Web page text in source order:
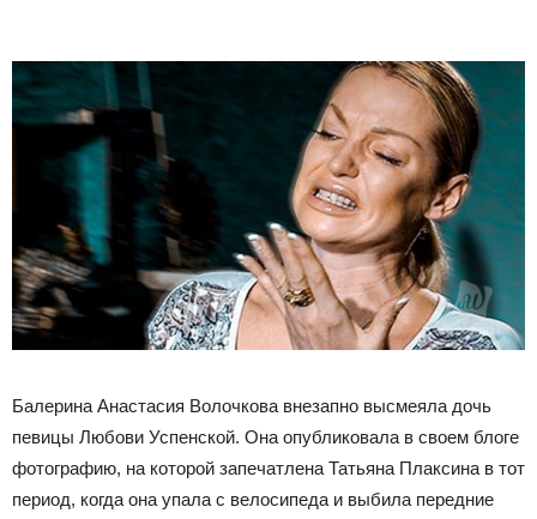
Балерина Анастасия Волочкова внезапно высмеяла дочь
певицы Любови Успенской. Она опубликовала в своем блоге
фотографию, на которой запечатлена Татьяна Плаксина в тот
период, когда она упала с велосипеда и выбила передние